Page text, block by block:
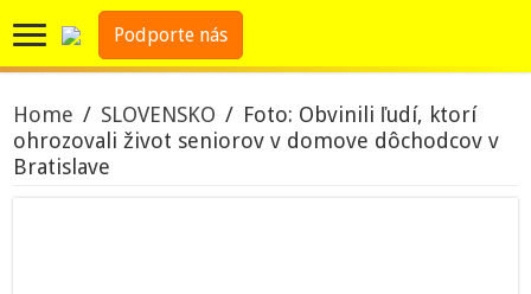
Podporte nás
Home / SLOVENSKO / Foto: Obvinili ľudí, ktorí
ohrozovali život seniorov v domove dôchodcov v
Bratislave